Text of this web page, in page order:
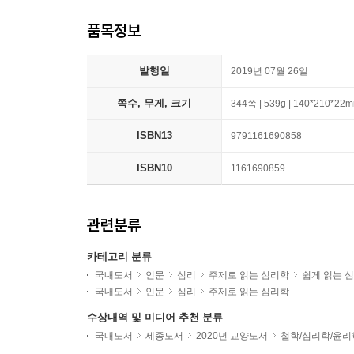
품목정보
발행일 2019년 07월 26일
쪽수, 무게, 크기 344쪽 | 539g |
ISBN13 9791161690858
ISBN10 1161690859
관련분류
카테고리 분류
국내도서 인문 심리 주제로 읽는 심리학
쉽게 읽는
국내도서
인문 심리 주제로 읽는 심리학
수상내역 및 미디어 추천 분류
국내도서 세종도서 2020년 교양도서 철학/심리학/윤리